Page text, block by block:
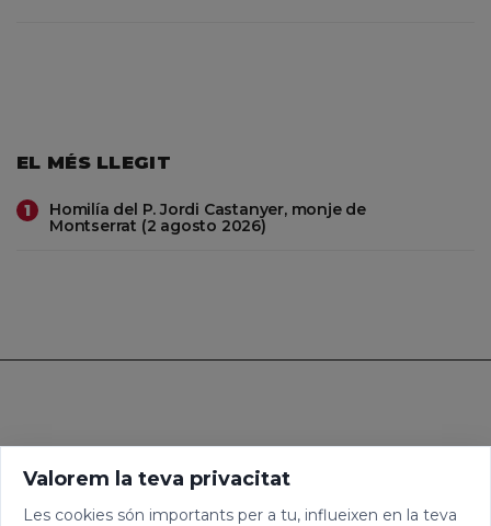
EL MÉS LLEGIT
1
Homilía del P. Jordi Castanyer, monje de
Montserrat (2 agosto 2026)
Valorem la teva privacitat
Les cookies són importants per a tu, influeixen en la teva